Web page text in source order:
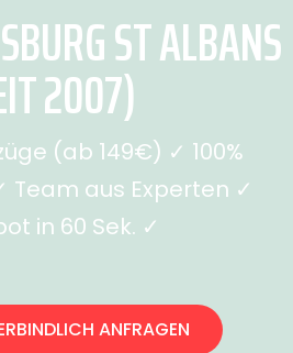
ST ALBANS
2007)
(ab 149€) ✓ 100%
Team aus Experten ✓
in 60 Sek. ✓
ANFRAGEN